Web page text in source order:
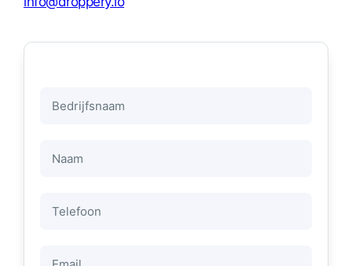
Bedrijfsnaam
Telefoon